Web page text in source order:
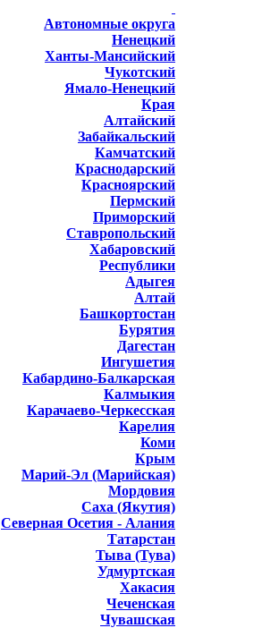
Автономные округа
Ненецкий
Ханты-Мансийский
Чукотский
Ямало-Ненецкий
Края
Алтайский
Забайкальский
Камчатский
Краснодарский
Красноярский
Пермский
Приморский
Ставропольский
Хабаровский
Республики
Адыгея
Алтай
Башкортостан
Бурятия
Дагестан
Ингушетия
Кабардино-Балкарская
Калмыкия
Карачаево-Черкесская
Карелия
Коми
Крым
Марий-Эл (Марийская)
Мордовия
Саха (Якутия)
Северная Осетия - Алания
Татарстан
Тыва (Тува)
Удмуртская
Хакасия
Чеченская
Чувашская